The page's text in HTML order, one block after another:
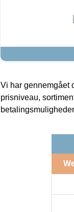
Vi har gennemgået
prisniveau,